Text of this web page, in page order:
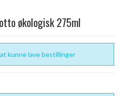
økologisk 275ml
kunne lave bestillinger